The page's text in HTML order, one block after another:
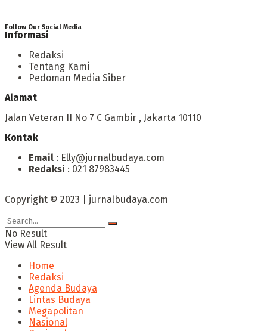
Follow Our Social Media
Informasi
Redaksi
Tentang Kami
Pedoman Media Siber
Alamat
Jalan Veteran II No 7 C Gambir , Jakarta 10110
Kontak
Email : Elly@jurnalbudaya.com
Redaksi : 021 87983445
Copyright © 2023 | jurnalbudaya.com
No Result
View All Result
Home
Redaksi
Agenda Budaya
Lintas Budaya
Megapolitan
Nasional